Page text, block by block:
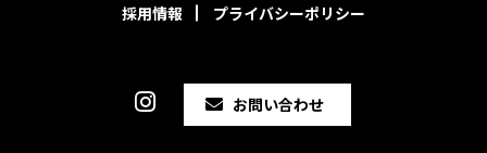
採用情報
プライバシーポリシー
お問い合わせ